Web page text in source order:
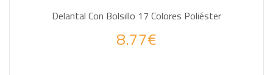
Delantal Con Bolsillo 17 Colores Poliéster
8.77€